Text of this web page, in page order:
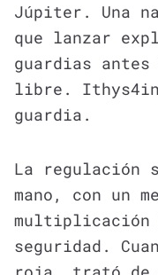
Júpiter. Una
que lanzar
guardias
libre.
guardia.
La regulación
mano, con un
multiplicación
seguridad.